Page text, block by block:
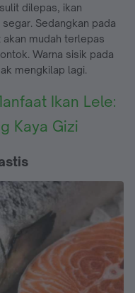
dilepas, ikan
Sedangkan pada
mudah terlepas
Warna sisik pada
mengkilap lagi.
Ikan Lele:
Kaya Gizi